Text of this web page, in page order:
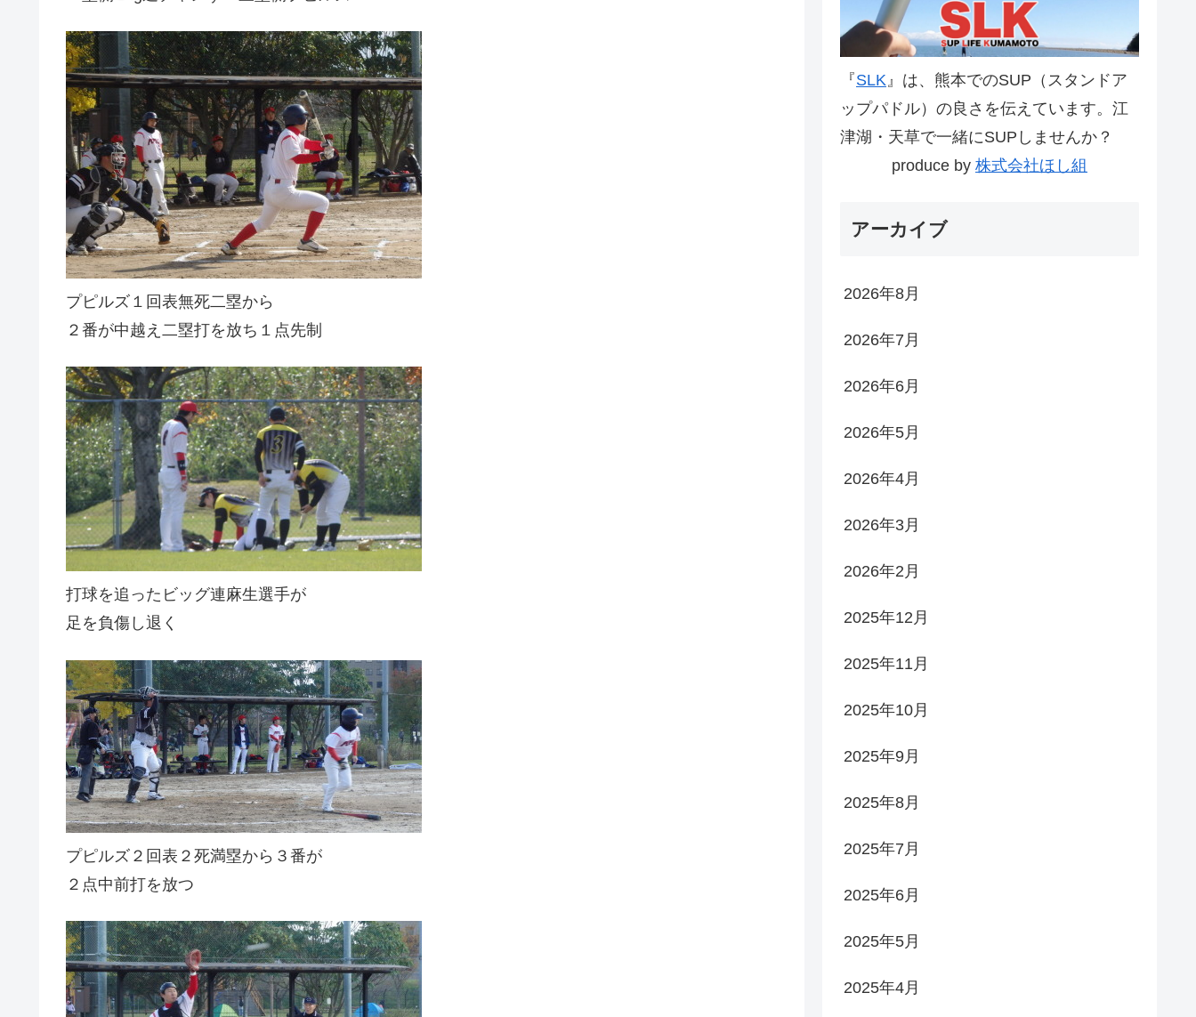
プピルズ１回表無死二塁から
２番が中越え二塁打を放ち１点先制
打球を追ったビッグ連麻生選手が
足を負傷し退く
プピルズ２回表２死満塁から３番が
２点中前打を放つ
『SLK 』は、熊本でのSUP（スタンドア
ップパドル）の良さを伝えています。江
津湖・天草で一緒にSUPしませんか？
produce by 株式会社ほし組
アーカイブ
2026年8月
2026年7月
2026年6月
2026年5月
2026年4月
2026年3月
2026年2月
2025年12月
2025年11月
2025年10月
2025年9月
2025年8月
2025年7月
2025年6月
2025年5月
2025年4月